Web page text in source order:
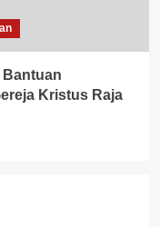
Bantuan
Kristus Raja